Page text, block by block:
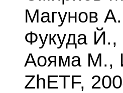
Магунов
Фукуда Й.,
Аояма М.,
ZhETF,